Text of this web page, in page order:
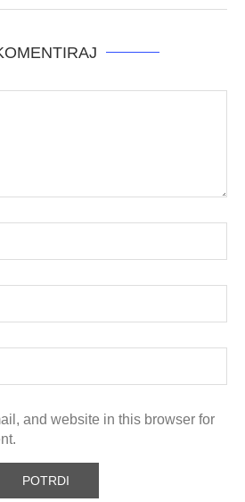
and website in this browser for